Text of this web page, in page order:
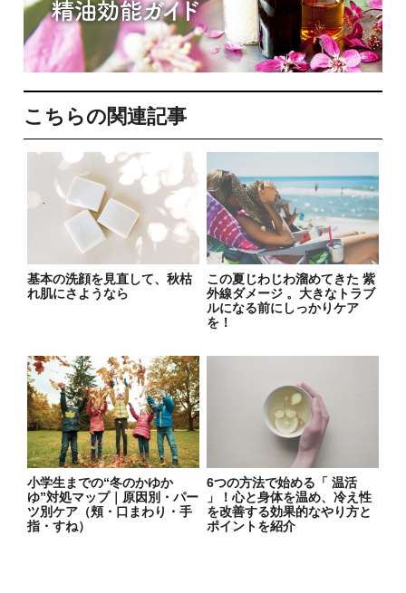
こちらの関連記事
基本の洗顔を見直して、秋枯
れ肌にさようなら
この夏じわじわ溜めてきた 紫
外線ダメージ 。大きなトラブ
ルになる前にしっかりケア
を！
小学生までの“冬のかゆか
ゆ”対処マップ｜原因別・パー
ツ別ケア（頬・口まわり・手
指・すね）
6つの方法で始める「 温活
」！心と身体を温め、冷え性
を改善する効果的なやり方と
ポイントを紹介